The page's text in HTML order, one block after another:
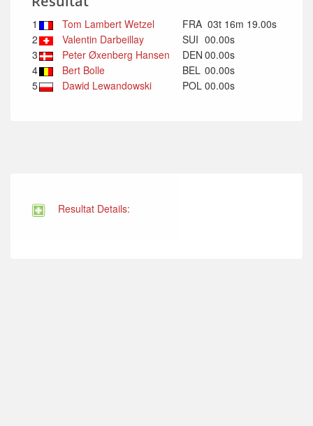
1 Tom Lambert Wetzel FRA 03t 16m 19.00s
2
Valentin Darbeillay SUI 00.00s
3
Peter Øxenberg Hansen DEN 00.00s
4
Bert Bolle BEL 00.00s
5
Dawid Lewandowski POL 00.00s
Resultat Details: